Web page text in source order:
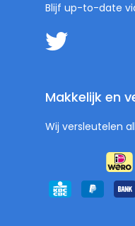
Blijf up-to-date
Makkelijk en
Wij versleutelen